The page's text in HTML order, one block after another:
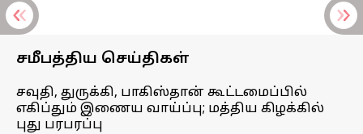
சமீபத்திய செய்திகள்
சவுதி, துருக்கி, பாகிஸ்தான் கூட்டமைப்பில்
எகிப்தும் இணைய வாய்ப்பு; மத்திய கிழக்கில்
புது பரபரப்பு